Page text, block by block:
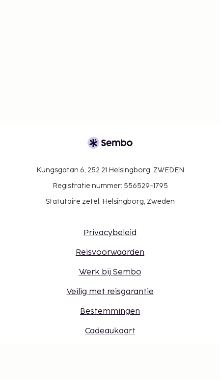
Kungsgatan 6, 252 21 Helsingborg, ZWEDEN
Registratie nummer: 556529-1795
Statutaire zetel: Helsingborg, Zweden
Privacybeleid
Reisvoorwaarden
Werk bij Sembo
Veilig met reisgarantie
Bestemmingen
Cadeaukaart